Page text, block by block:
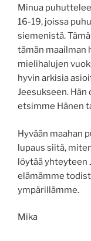
Minua
16-19, joissa
siemenistä.
tämän maailman
mielihalujen
hyvin arkisia
Jeesukseen.
etsimme Hänen
Hyvään maahan
lupaus siitä,
löytää yhteyteen
elämämme
ympärillämme.
Mika